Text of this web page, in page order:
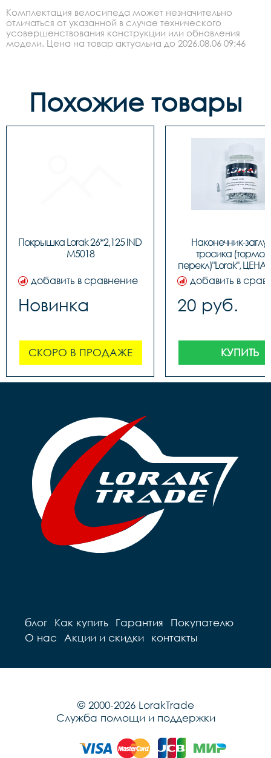
Комплектация велосипеда может незначительно
отличаться от указанной в случае технического
усовершенствования конструкции или обновления
модели. Цена на товар актуальна до 2026.08.06 09:46
Похожие товары
Покрышка Lorak 26*2,125 IND
M5018
добавить в сравнение
Новинка
СКОРО В ПРОДАЖЕ
Наконечник-
тросика
перекл)"Lorak", ЦЕНА
(100шт в
добавить в
20 руб.
КУПИТЬ
блог Как купить Гарантия
Покупателю
О нас
Акции и скидки контакты
© 2000-2026 LorakTrade
Служба помощи и поддержки